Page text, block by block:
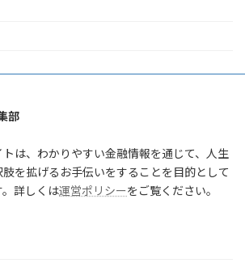
部
トは、わかりやすい金融情報を通じて、人生
肢を拡げるお手伝いをすることを目的として
。詳しくは運営ポリシーをご覧ください。